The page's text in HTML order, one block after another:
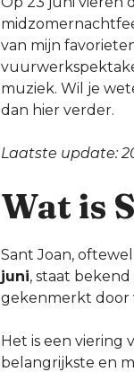
van mijn
muziek. Wil je
dan hier verder.
Laatste update:
Wat is
Sant Joan,
juni, staat
gekenmerkt door
Het is een viering
belangrijkste en